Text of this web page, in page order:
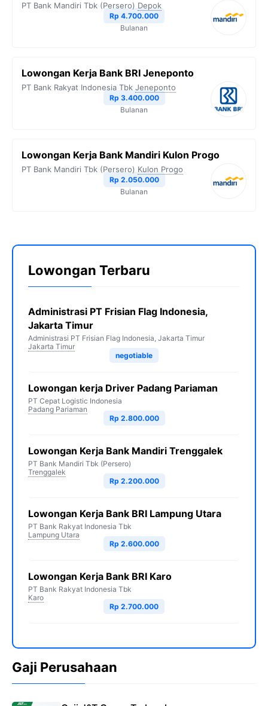
PT Bank Mandiri Tbk (Persero) Depok
Rp 4.700.000
Bulanan
Lowongan Kerja Bank BRI Jeneponto
PT Bank Rakyat Indonesia Tbk Jeneponto
Rp 3.400.000
Bulanan
Lowongan Kerja Bank Mandiri Kulon Progo
PT Bank Mandiri Tbk (Persero) Kulon Progo
Rp 2.050.000
Bulanan
Lowongan Terbaru
Administrasi PT Frisian Flag Indonesia,
Jakarta Timur
Administrasi PT Frisian Flag Indonesia, Jakarta Timur
Jakarta Timur
negotiable
Lowongan kerja Driver Padang Pariaman
PT Cepat Logistic Indonesia
Padang Pariaman
Rp 2.800.000
Lowongan Kerja Bank Mandiri Trenggalek
PT Bank Mandiri Tbk (Persero)
Trenggalek
Rp 2.200.000
Lowongan Kerja Bank BRI Lampung Utara
PT Bank Rakyat Indonesia Tbk
Lampung Utara
Rp 2.600.000
Lowongan Kerja Bank BRI Karo
PT Bank Rakyat Indonesia Tbk
Karo
Rp 2.700.000
Gaji Perusahaan